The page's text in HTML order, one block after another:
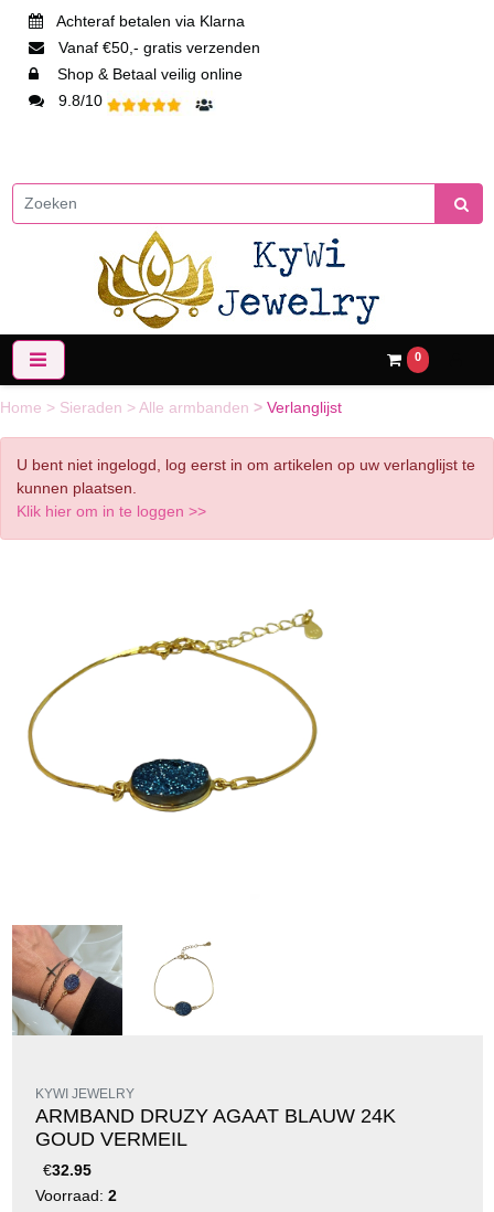
Achteraf betalen via Klarna
Vanaf €50,- gratis verzenden
Shop & Betaal veilig online
9.8/10
0
Home > Sieraden >Alle armbanden > Verlanglijst
U bent niet ingelogd, log eerst in om artikelen op uw verlanglijst te
kunnen plaatsen.
Klik hier om in te loggen >>
KYWI JEWELRY
ARMBAND DRUZY AGAAT BLAUW 24K
GOUD VERMEIL
€32.95
Voorraad: 2